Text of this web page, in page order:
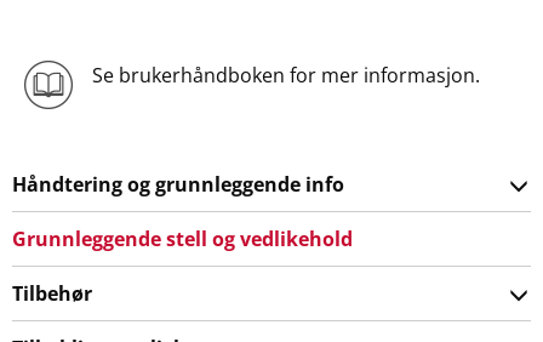
Se brukerhåndboken for mer informasjon.
Håndtering og grunnleggende info
Grunnleggende stell og vedlikehold
Tilbehør